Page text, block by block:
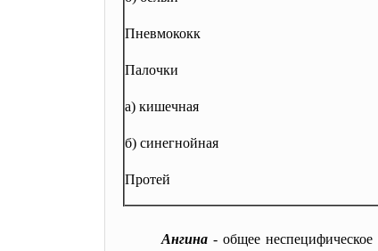
Пневмококк
Палочки
а) кишечная
б) синегнойная
Протей
Ангина - общее неспецифическое